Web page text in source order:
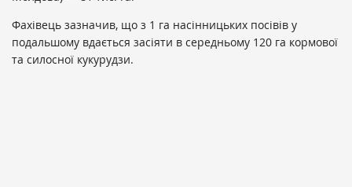
Фахівець зазначив, що з 1 га насінницьких посівів у
подальшому вдається засіяти в середньому 120 га кормової
та силосної кукурудзи.